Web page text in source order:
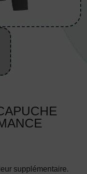
supplémentaire.